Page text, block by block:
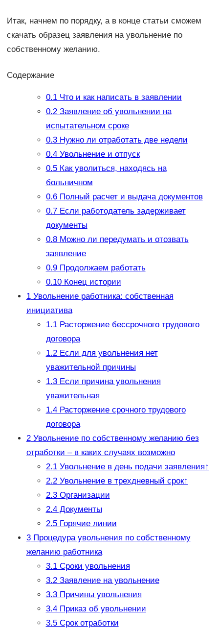
Итак, начнем по порядку, а в конце статьи сможем
скачать образец заявления на увольнение по
собственному желанию.
Содержание
0.1Что и как написать в заявлении
0.2Заявление об увольнении на
испытательном сроке
0.3Нужно ли отработать две недели
0.4Увольнение и отпуск
0.5Как уволиться, находясь на
больничном
0.6Полный расчет и выдача документов
0.7Если работодатель задерживает
документы
0.8Можно ли передумать и отозвать
заявление
0.9Продолжаем работать
0.10Конец истории
1Увольнение работника: собственная
инициатива
1.1Расторжение бессрочного трудового
договора
1.2Если для увольнения нет
уважительной причины
1.3Если причина увольнения
уважительная
1.4Расторжение срочного трудового
договора
2Увольнение по собственному желанию без
отработки – в каких случаях возможно
2.1Увольнение в день подачи заявления↑
2.2Увольнение в трехдневный срок↑
2.3Организации
2.4Документы
2.5Горячие линии
3Процедура увольнения по собственному
желанию работника
3.1Сроки увольнения
3.2Заявление на увольнение
3.3Причины увольнения
3.4Приказ об увольнении
3.5Срок отработки